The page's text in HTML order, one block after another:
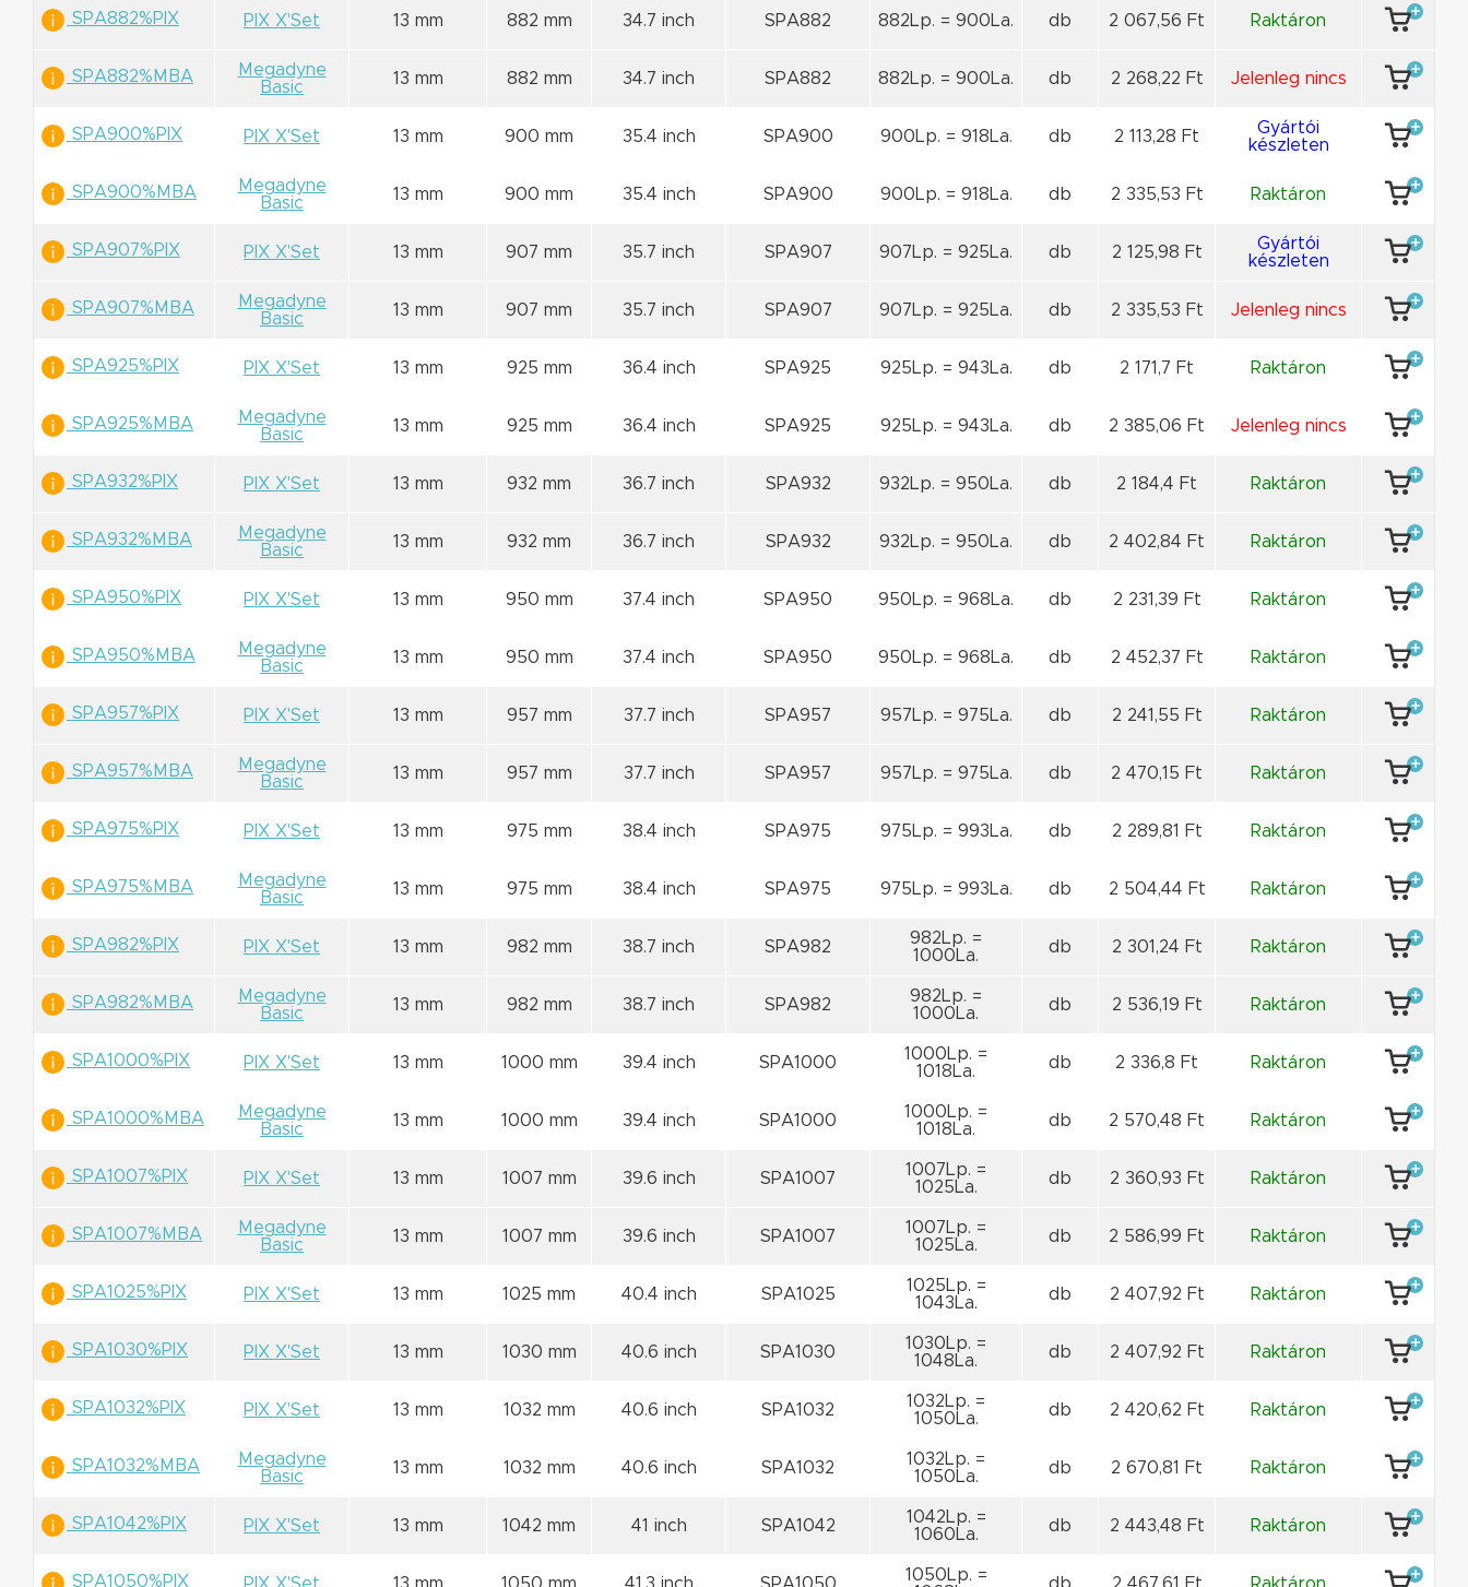
SPA882%PIX PIX X'Set 13 mm 882 mm 34.7 inch SPA882 882Lp. = 900La. db 2 067,56 Ft Raktáron
SPA882%MBA
Megadyne
Basic
13 mm 882 mm 34.7 inch SPA882 882Lp. = 900La. db 2 268,22 Ft Jelenleg nincs
SPA900%PIX PIX X'Set 13 mm 900 mm 35.4 inch SPA900 900Lp. = 918La. db 2 113,28 Ft
Gyártói
készleten
SPA900%MBA
Megadyne
Basic
13 mm 900 mm 35.4 inch SPA900 900Lp. = 918La. db 2 335,53 Ft Raktáron
SPA907%PIX PIX X'Set 13 mm 907 mm 35.7 inch SPA907 907Lp. = 925La. db 2 125,98 Ft
Gyártói
készleten
SPA907%MBA
Megadyne
Basic
13 mm 907 mm 35.7 inch SPA907 907Lp. = 925La. db 2 335,53 Ft Jelenleg nincs
SPA925%PIX PIX X'Set 13 mm 925 mm 36.4 inch SPA925 925Lp. = 943La. db 2 171,7 Ft Raktáron
SPA925%MBA
Megadyne
Basic
13 mm 925 mm 36.4 inch SPA925 925Lp. = 943La. db 2 385,06 Ft Jelenleg nincs
SPA932%PIX PIX X'Set 13 mm 932 mm 36.7 inch SPA932 932Lp. = 950La. db 2 184,4 Ft Raktáron
SPA932%MBA
Megadyne
Basic
13 mm 932 mm 36.7 inch SPA932 932Lp. = 950La. db 2 402,84 Ft Raktáron
SPA950%PIX PIX X'Set 13 mm 950 mm 37.4 inch SPA950 950Lp. = 968La. db 2 231,39 Ft Raktáron
SPA950%MBA
Megadyne
Basic
13 mm 950 mm 37.4 inch SPA950 950Lp. = 968La. db 2 452,37 Ft Raktáron
SPA957%PIX PIX X'Set 13 mm 957 mm 37.7 inch SPA957 957Lp. = 975La. db 2 241,55 Ft Raktáron
SPA957%MBA
Megadyne
Basic
13 mm 957 mm 37.7 inch SPA957 957Lp. = 975La. db 2 470,15 Ft Raktáron
SPA975%PIX PIX X'Set 13 mm 975 mm 38.4 inch SPA975 975Lp. = 993La. db 2 289,81 Ft Raktáron
SPA975%MBA
Megadyne
Basic
13 mm 975 mm 38.4 inch SPA975 975Lp. = 993La. db 2 504,44 Ft Raktáron
SPA982%PIX PIX X'Set 13 mm 982 mm 38.7 inch SPA982
982Lp. =
1000La.
db 2 301,24 Ft Raktáron
SPA982%MBA
Megadyne
Basic
13 mm 982 mm 38.7 inch SPA982
982Lp. =
1000La.
db 2 536,19 Ft Raktáron
SPA1000%PIX PIX X'Set 13 mm 1000 mm 39.4 inch SPA1000
1000Lp. =
1018La.
db 2 336,8 Ft Raktáron
SPA1000%MBA
Megadyne
Basic
13 mm 1000 mm 39.4 inch SPA1000
1000Lp. =
1018La.
db 2 570,48 Ft Raktáron
SPA1007%PIX PIX X'Set 13 mm 1007 mm 39.6 inch SPA1007
1007Lp. =
1025La.
db 2 360,93 Ft Raktáron
SPA1007%MBA
Megadyne
Basic
13 mm 1007 mm 39.6 inch SPA1007
1007Lp. =
1025La.
db 2 586,99 Ft Raktáron
SPA1025%PIX PIX X'Set 13 mm 1025 mm 40.4 inch SPA1025
1025Lp. =
1043La.
db 2 407,92 Ft Raktáron
SPA1030%PIX PIX X'Set 13 mm 1030 mm 40.6 inch SPA1030
1030Lp. =
1048La.
db 2 407,92 Ft Raktáron
SPA1032%PIX PIX X'Set 13 mm 1032 mm 40.6 inch SPA1032
1032Lp. =
1050La.
db 2 420,62 Ft Raktáron
SPA1032%MBA
Megadyne
Basic
13 mm 1032 mm 40.6 inch SPA1032
1032Lp. =
1050La.
db 2 670,81 Ft Raktáron
SPA1042%PIX PIX X'Set 13 mm 1042 mm 41 inch SPA1042
1042Lp. =
1060La.
db 2 443,48 Ft Raktáron
SPA1050%PIX PIX X'Set 13 mm 1050 mm 41.3 inch SPA1050
1050Lp. =
db 2 467,61 Ft Raktáron